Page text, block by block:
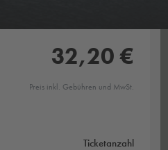
32,20 €
Preis inkl. Gebühren und MwSt.
Ticketanzahl